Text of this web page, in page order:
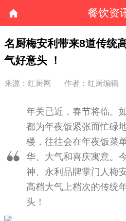
餐饮资
名厨梅安利带来8道传统
气好意头 ！
来源：红厨网 作者：红厨编辑
年关已近，春节将临。
都为年夜饭紧张而忙碌
楼，往往会在年夜饭菜
华、大气和喜庆寓意。
神、永利品牌掌门人梅
高档大气上档次的传统
头！